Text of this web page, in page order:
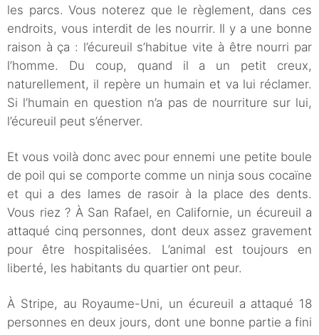
les parcs. Vous noterez que le règlement, dans ces
endroits, vous interdit de les nourrir. Il y a une bonne
raison à ça : l’écureuil s’habitue vite à être nourri par
l’homme. Du coup, quand il a un petit creux,
naturellement, il repère un humain et va lui réclamer.
Si l’humain en question n’a pas de nourriture sur lui,
l’écureuil peut s’énerver.
Et vous voilà donc avec pour ennemi une petite boule
de poil qui se comporte comme un ninja sous cocaïne
et qui a des lames de rasoir à la place des dents.
Vous riez ? À San Rafael, en Californie, un écureuil a
attaqué cinq personnes, dont deux assez gravement
pour être hospitalisées. L’animal est toujours en
liberté, les habitants du quartier ont peur.
À Stripe, au Royaume-Uni, un écureuil a attaqué 18
personnes en deux jours, dont une bonne partie a fini